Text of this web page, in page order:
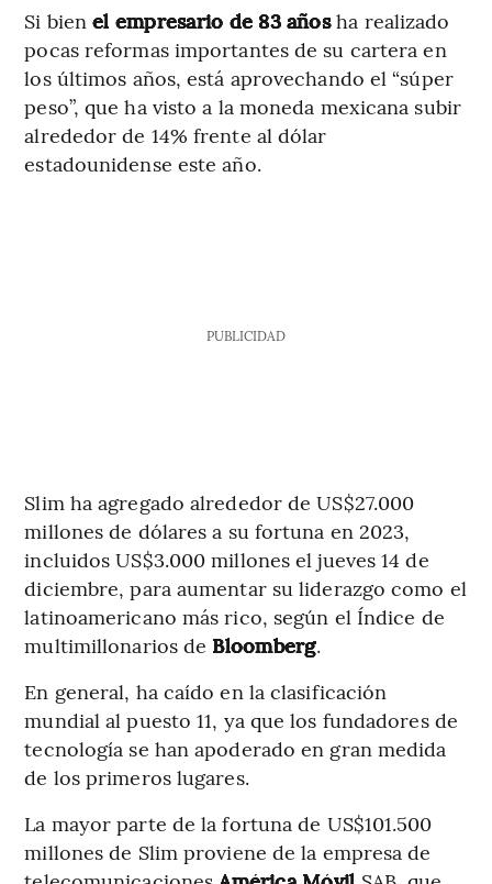
Si bienel empresario de 83 añosha realizado
pocas reformas importantes de su cartera en
los últimos años, está aprovechando el “súper
peso”, que ha visto a la moneda mexicana subir
alrededor de 14% frente al dólar
estadounidense este año.
PUBLICIDAD
Slim ha agregado alrededor de US$27.000
millones de dólares a su fortuna en 2023,
incluidos US$3.000 millones el jueves 14 de
diciembre, para aumentar su liderazgo como el
latinoamericano más rico, según el Índice de
multimillonarios de Bloomberg.
En general, ha caído en la clasificación
mundial al puesto 11, ya que los fundadores de
tecnología se han apoderado en gran medida
de los primeros lugares.
La mayor parte de la fortuna de US$101.500
millones de Slim proviene de la empresa de